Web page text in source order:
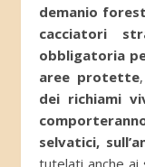
demanio
cacciatori
obbligatoria
aree protette,
dei richiami
selvatici,
tutelati anche ai